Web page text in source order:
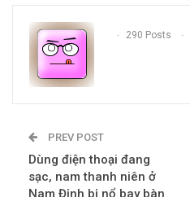
290 Posts
PREV POST
Dùng điện thoại đang
sạc, nam thanh niên ở
Nam Định bị nổ bay bàn